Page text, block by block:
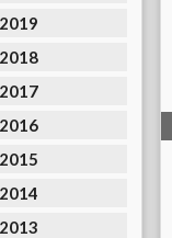
2019
2018
2017
2016
2015
2014
2013